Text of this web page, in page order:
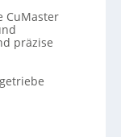
CuMaster
präzise